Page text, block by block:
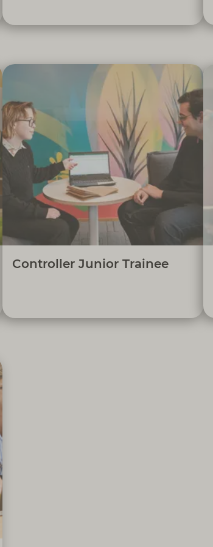
Controller Junior Trainee
Apoiar o controlo orçamental da Direção
de Sistemas de Informação, colaborando
nas atividades de gestão financeira,
controlo de faturação e acompanhamento
dos processos de contratação,
assegurando o cumprimento dos
procedimentos internos e requisitos
regulamentares.